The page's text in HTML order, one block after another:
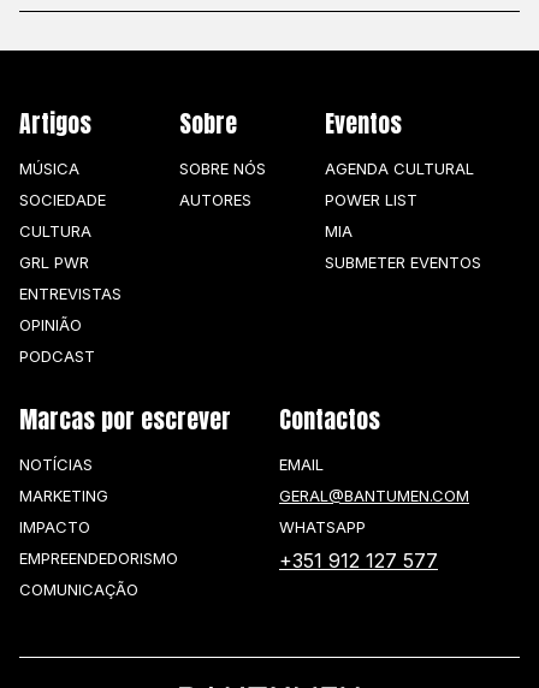
Artigos
MÚSICA
SOCIEDADE
CULTURA
GRL PWR
ENTREVISTAS
OPINIÃO
PODCAST
Sobre
SOBRE NÓS
AUTORES
Eventos
AGENDA CULTURAL
POWER LIST
MIA
SUBMETER EVENTOS
Marcas por escrever
NOTÍCIAS
MARKETING
IMPACTO
EMPREENDEDORISMO
COMUNICAÇÃO
Contactos
EMAIL
GERAL@BANTUMEN.COM
WHATSAPP
+351 912 127 577